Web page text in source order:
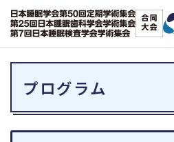
プログラム